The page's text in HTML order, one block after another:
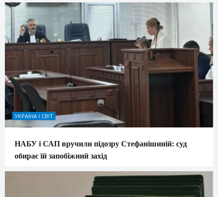
УКРАЇНА І СВІТ
НАБУ і САП вручили підозру Стефанішиній: суд
обирає їй запобіжний захід